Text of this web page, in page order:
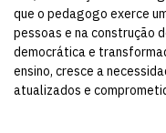
que o pedagogo exerce
pessoas e na construção
democrática e
ensino, cresce a
atualizados e